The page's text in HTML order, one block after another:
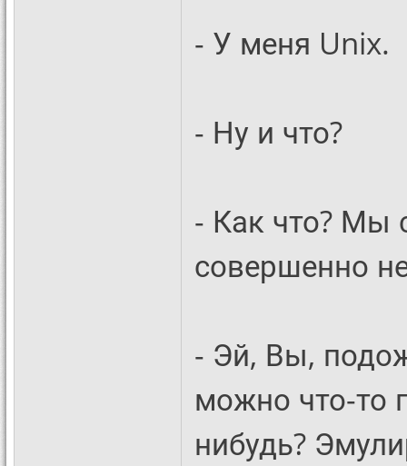
- У меня Unix.
- Ну и что?
- Как что? Мы
совершенно
- Эй, Вы,
можно что-то
нибудь?